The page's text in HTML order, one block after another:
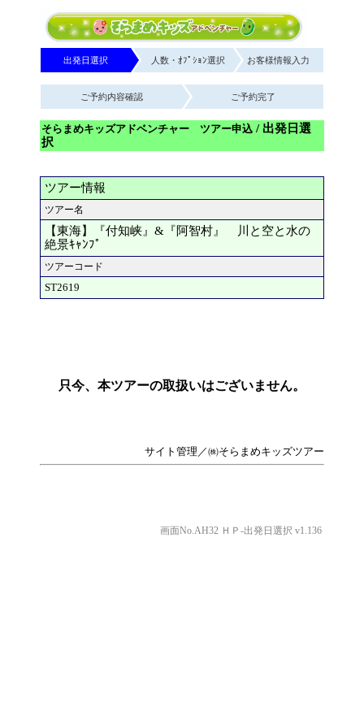
出発日選択 人数・ｵﾌﾟｼｮﾝ選択 お客様情報入力
ご予約内容確認 ご予約完了
そらまめキッズアドベンチャー ツアー申込 / 出発日選
択
ツアー情報
ツアー名
【東海】『付知峡』&『阿智村』 川と空と水の
絶景ｷｬﾝﾌﾟ
ツアーコード
ST2619
只今、本ツアーの取扱いはございません。
サイト管理／㈱そらまめキッズツアー
画面No.AH32 ＨＰ-出発日選択 v1.136